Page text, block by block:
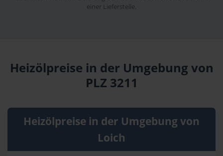
einer Lieferstelle.
Heizölpreise in der Umgebung von
PLZ 3211
Heizölpreise in der Umgebung von
Loich